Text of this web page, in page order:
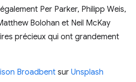
Per Parker, Philipp Weis,
Bolohan et Neil McKay
précieux qui ont grandement
Broadbent sur Unsplash